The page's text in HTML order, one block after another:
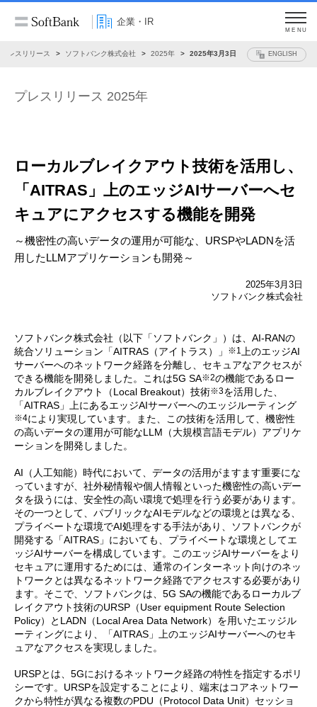
企業・IR
MENU
プレスリリース ソフトバンク株式会社 2025年 2025年3月3日 ENGLISH
プレスリリース 2025年
ローカルブレイクアウト技術を活用し、
「AITRAS」上のエッジAIサーバーへセ
キュアにアクセスする機能を開発
～機密性の高いデータの運用が可能な、URSPやLADNを活
用したLLMアプリケーションも開発～
2025年3月3日
ソフトバンク株式会社
ソフトバンク株式会社（以下「ソフトバンク」）は、AI-RANの
統合ソリューション「AITRAS（アイトラス）」
※1 上のエッジAI
サーバーへのネットワーク経路を分離し、セキュアなアクセスが
できる機能を開発しました。これは5G SA※2の機能であるロー
カルブレイクアウト（Local Breakout）技術※3を活用した、
「AITRAS」上にあるエッジAIサーバーへのエッジルーティング
※4により実現しています。また、この技術を活用して、機密性
の高いデータの運用が可能なLLM（大規模言語モデル）アプリケ
ーションを開発しました。
AI（人工知能）時代において、データの活用がますます重要にな
っていますが、社外秘情報や個人情報といった機密性の高いデー
タを扱うには、安全性の高い環境で処理を行う必要があります。
その一つとして、パブリックなAIモデルなどの環境とは異なる、
プライベートな環境でAI処理をする手法があり、ソフトバンクが
開発する「AITRAS」においても、プライベートな環境としてエ
ッジAIサーバーを構成しています。このエッジAIサーバーをより
セキュアに運用するためには、通常のインターネット向けのネッ
トワークとは異なるネットワーク経路でアクセスする必要があり
ます。そこで、ソフトバンクは、5G SAの機能であるローカルブ
レイクアウト技術のURSP（User equipment Route Selection
Policy）とLADN（Local Area Data Network）を用いたエッジル
ーティングにより、「AITRAS」上のエッジAIサーバーへのセキ
ュアなアクセスを実現しました。
URSPとは、5Gにおけるネットワーク経路の特性を指定するポリ
シーです。URSPを設定することにより、端末はコアネットワー
クから特性が異なる複数のPDU（Protocol Data Unit）セッショ